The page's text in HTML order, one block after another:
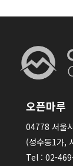
오픈마루
04778 서울
(성수동1가,
Tel : 02-